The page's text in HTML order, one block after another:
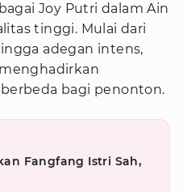
Joy Putri dalam Ain
tinggi. Mulai dari
adegan intens,
bagi penonton.
Fangfang Istri Sah,